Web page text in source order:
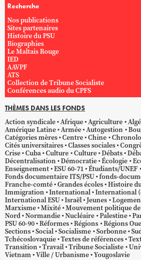
Recherche
Nos publications
Sites partenaires
Histoire du PSU
Biographies
Le Maltais Rouge
IED
AAVPF
ATS
Collection de Tribune Socialiste
Conférences audio du CPFS
THÈMES DANS LES FONDS
Action syndicale Afrique Agriculture
Amérique Latine Armée Autogestion
Catégories mères Centre Chine
Cités universitaires Classes sociales
Crise Cuba Culture Culture Débats
Décentralisation Démocratie Écologie
Enseignement ESU 60-71 Étudiants/UNEF
Fonds documentaire ITS/PSU fonds-
Franche-comté Grandes écoles Histoire
Immigration International International
International ESU Israël Jeunes
Marxisme Mixité Mouvement politique de
Nord Normandie Nucléaire Palestine
PSU 60-90 Réformes Régions Régions
Sections Social Socialisme Sorbonne
Tchécoslovaquie Textes de références
Transition Travail Tribune Socialiste
Vietnam Ville / Urbanisme Yougoslavie